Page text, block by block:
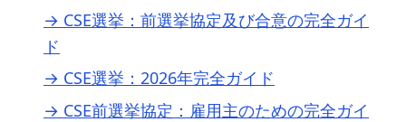
→ CSE選挙：前選挙協定及び合意の完全ガイ
ド
→ CSE選挙：2026年完全ガイド
→ CSE前選挙協定：雇用主のための完全ガイ